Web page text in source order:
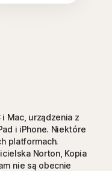
Mac, urządzenia z
i iPhone. Niektóre
platformach.
Norton, Kopia
nie są obecnie